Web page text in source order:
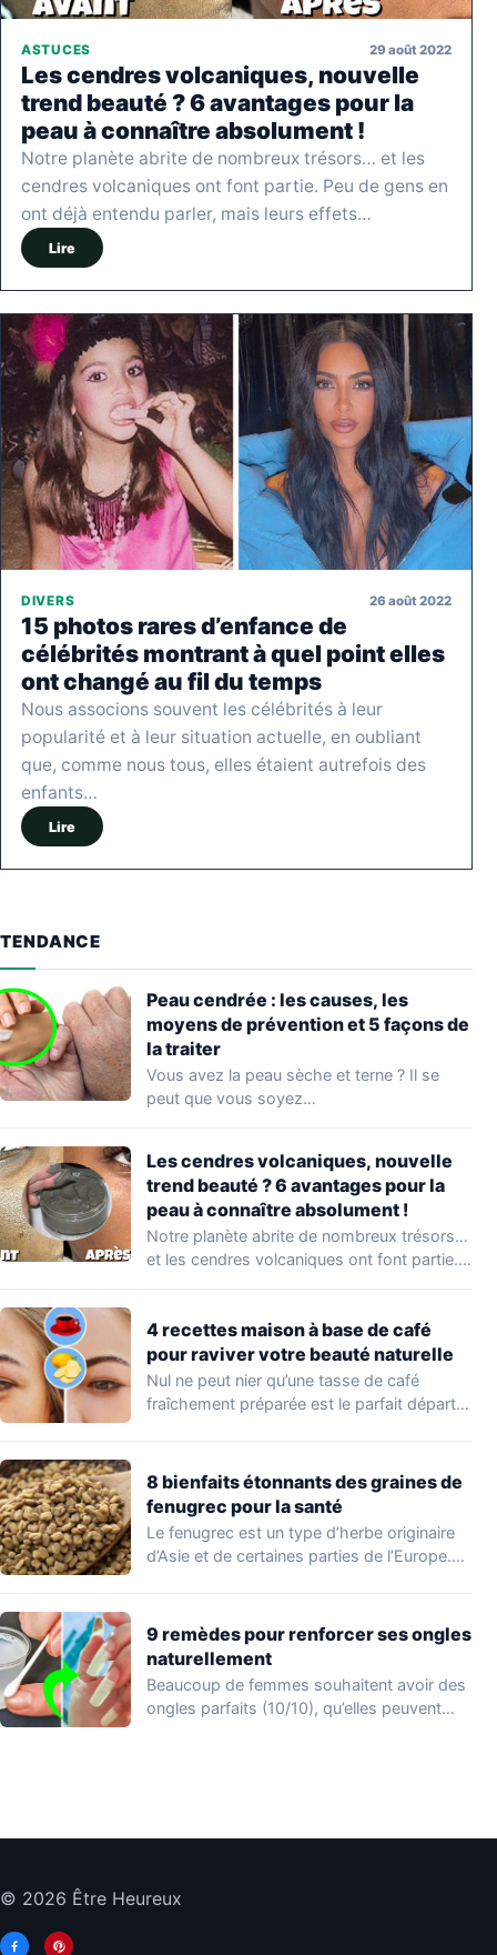
ASTUCES 29 août 2022
Les cendres volcaniques, nouvelle
trend beauté ? 6 avantages pour la
peau à connaître absolument !
Notre planète abrite de nombreux trésors… et les
cendres volcaniques ont font partie. Peu de gens en
ont déjà entendu parler, mais leurs effets…
Lire
DIVERS 26 août 2022
15 photos rares d’enfance de
célébrités montrant à quel point elles
ont changé au fil du temps
Nous associons souvent les célébrités à leur
popularité et à leur situation actuelle, en oubliant
que, comme nous tous, elles étaient autrefois des
enfants…
Lire
TENDANCE
Peau cendrée : les causes, les
moyens de prévention et 5 façons de
la traiter
Vous avez la peau sèche et terne ? Il se
peut que vous soyez…
Les cendres volcaniques, nouvelle
trend beauté ? 6 avantages pour la
peau à connaître absolument !
Notre planète abrite de nombreux trésors…
et les cendres volcaniques ont font partie.
4 recettes maison à base de café
pour raviver votre beauté naturelle
Nul ne peut nier qu’une tasse de café
fraîchement préparée est le parfait départ…
8 bienfaits étonnants des graines de
fenugrec pour la santé
Le fenugrec est un type d’herbe originaire
d’Asie et de certaines parties de l’Europe.…
9 remèdes pour renforcer ses ongles
naturellement
Beaucoup de femmes souhaitent avoir des
ongles parfaits (10/10), qu’elles peuvent
© 2026 Être Heureux